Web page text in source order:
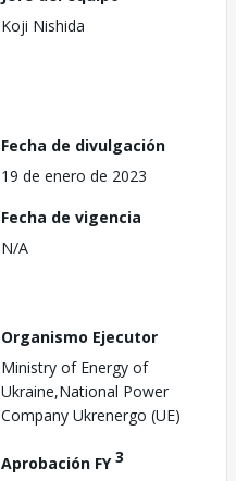
Koji Nishida
Fecha de divulgación
19 de enero de 2023
Fecha de vigencia
N/A
Organismo Ejecutor
Ministry of Energy of
Ukraine,National Power
Company Ukrenergo (UE)
Aprobación FY3